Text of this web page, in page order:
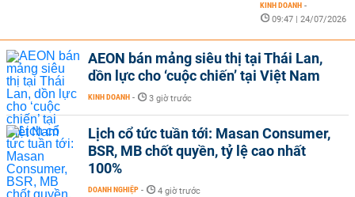
KINH DOANH -
09:47 | 24/07/2026
AEON bán mảng siêu thị tại Thái Lan,
dồn lực cho ‘cuộc chiến’ tại Việt Nam
KINH DOANH - 3 giờ trước
Lịch cổ tức tuần tới: Masan Consumer,
BSR, MB chốt quyền, tỷ lệ cao nhất
100%
DOANH NGHIỆP - 4 giờ trước